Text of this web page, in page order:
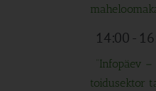
14:00-
“Infopäev
toidusektor